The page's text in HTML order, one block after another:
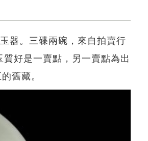
器。三碟兩碗，來自拍賣行
好是一賣點，另一賣點為出
舊藏。